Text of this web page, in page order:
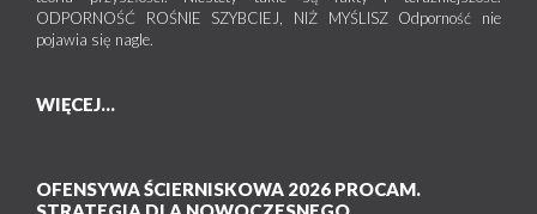
ODPORNOŚĆ ROŚNIE SZYBCIEJ, NIŻ MYŚLISZ Odporność nie
pojawia się nagle.
WIĘCEJ...
OFENSYWA ŚCIERNISKOWA 2026 PROCAM.